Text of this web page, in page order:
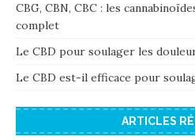
CBG, CBN, CBC : les
complet
Le CBD pour soulager les
Le CBD est-il efficace pour
ARTICLES